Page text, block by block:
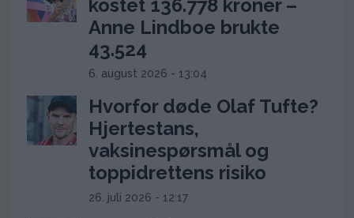
kostet 136.778 kroner –
Anne Lindboe brukte
43.524
6. august 2026 - 13:04
Hvorfor døde Olaf Tufte?
Hjertestans,
vaksinespørsmål og
toppidrettens risiko
26. juli 2026 - 12:17